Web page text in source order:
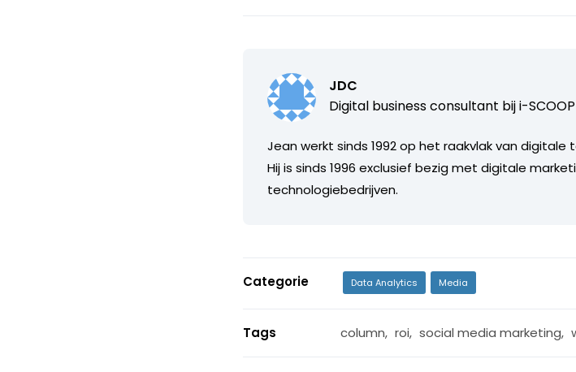
JDC
Digital business consultant biji-SCOOP
Jean werkt sinds 1992 op het raakvlak van
Hij is sinds 1996 exclusief bezig met digitale
technologiebedrijven.
Categorie Data Analytics Media
Tags column, roi, social media marketing,